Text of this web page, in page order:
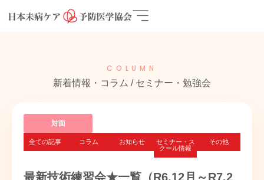
COLUMN
新着情報・コラム / セミナー・勉強会
対面
全ての記事 コラム お知らせ セミナー・ス
クール情報
その他
最新技術練習会★一覧（R6.12月～R7.2